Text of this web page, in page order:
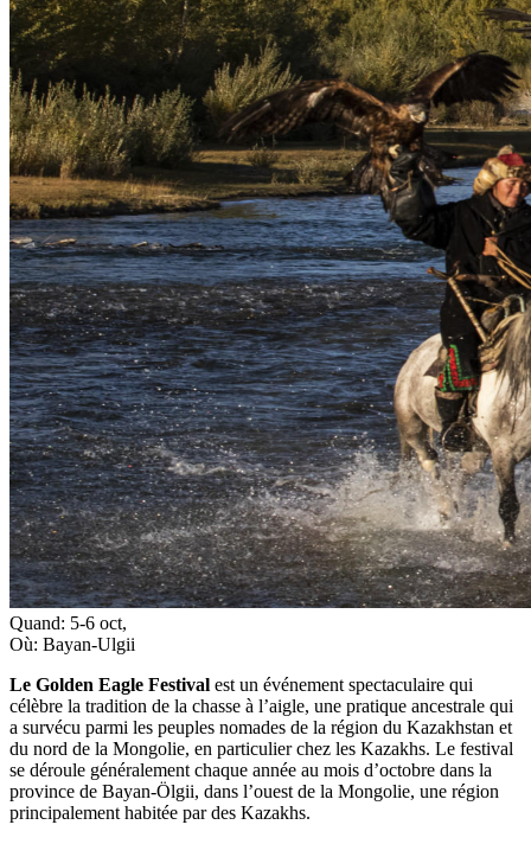
Quand: 5-6 oct,
Où: Bayan-Ulgii
Le Golden Eagle Festival est un événement spectaculaire qui
célèbre la tradition de la chasse à l’aigle, une pratique ancestrale qui
a survécu parmi les peuples nomades de la région du Kazakhstan et
du nord de la Mongolie, en particulier chez les Kazakhs. Le festival
se déroule généralement chaque année au mois d’octobre dans la
province de Bayan-Ölgii, dans l’ouest de la Mongolie, une région
principalement habitée par des Kazakhs.